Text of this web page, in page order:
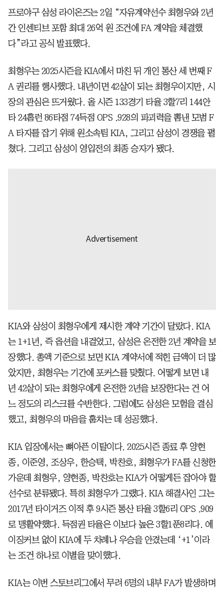
프로야구 삼성 라이온즈는 2일 “자유계약선수 최형우와 2년
간 인센티브 포함 최대 26억 원 조건에 FA 계약을 체결했
다”라고 공식 발표했다.
최형우는 2025시즌을 KIA에서 마친 뒤 개인 통산 세 번째 F
A 권리를 행사했다. 내년이면 42살이 되는 최형우이지만, 시
장의 관심은 뜨거웠다. 올 시즌 133경기 타율 3할7리 144안
타 24홈런 86타점 74득점 OPS .928의 파괴력을 뽐낸 모범 F
A 타자를 잡기 위해 원소속팀 KIA, 그리고 삼성이 경쟁을 펼
쳤다. 그리고 삼성이 영입전의 최종 승자가 됐다.
KIA와 삼성이 최형우에게 제시한 계약 기간이 달랐다. KIA
는 1+1년, 즉 옵션을 내걸었고, 삼성은 온전한 2년 계약을 보
장했다. 총액 기준으로 보면 KIA 계약서에 적힌 금액이 더 많
았지만, 최형우는 기간에 포커스를 맞췄다. 어떻게 보면 내
년 42살이 되는 최형우에게 온전한 2년을 보장한다는 건 어
느 정도의 리스크를 수반한다. 그럼에도 삼성은 모험을 결심
했고, 최형우의 마음을 훔치는 데 성공했다.
KIA 입장에서는 뼈아픈 이탈이다. 2025시즌 종료 후 양현
종, 이준영, 조상우, 한승택, 박찬호, 최형우가 FA를 신청한
가운데 최형우, 양현종, 박찬호는 KIA가 어떻게든 잡아야 할
선수로 분류됐다. 특히 최형우가 그랬다. KIA 해결사인 그는
2017년 타이거즈 이적 후 9시즌 통산 타율 3할6리 OPS .909
로 맹활약했다. 득점권 타율은 이보다 높은 3할1푼8리다. 에
이징커브 없이 KIA에 두 차례나 우승을 안겼는데 ‘+1’이라
는 조건 하나로 이별을 맞이했다.
KIA는 이번 스토브리그에서 무려 6명의 내부 FA가 발생하며